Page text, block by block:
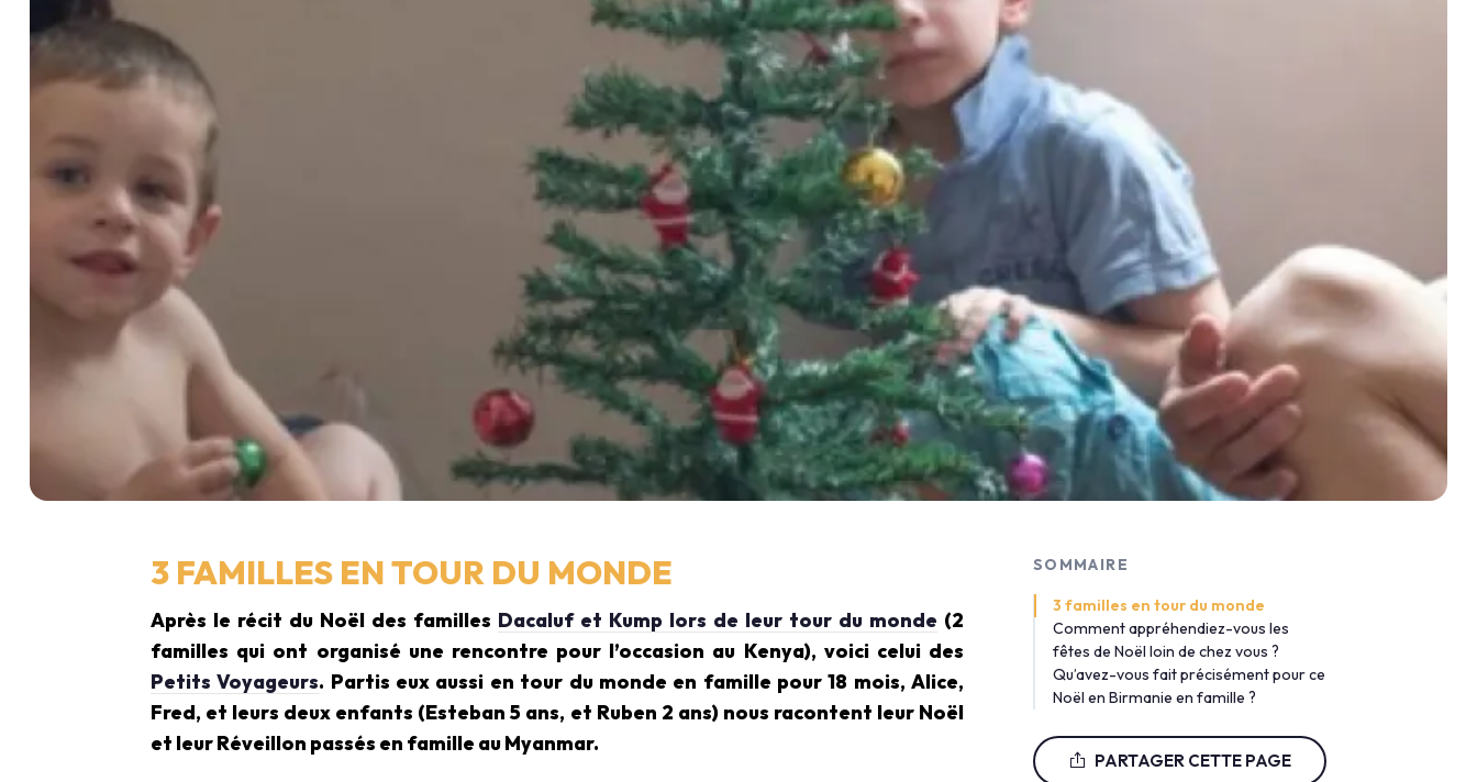
3 FAMILLES EN TOUR DU MONDE
Après le récit du Noël des familles Dacaluf et Kump lors de leur tour du monde (2
familles qui ont organisé une rencontre pour l’occasion au Kenya), voici celui des
Petits Voyageurs. Partis eux aussi en tour du monde en famille pour 18 mois, Alice,
Fred, et leurs deux enfants (Esteban 5 ans, et Ruben 2 ans) nous racontent leur Noël
et leur Réveillon passés en famille au Myanmar.
SOMMAIRE
3 familles en tour du monde
Comment appréhendiez-vous les
fêtes de Noël loin de chez vous ?
Qu’avez-vous fait précisément pour ce
Noël en Birmanie en famille ?
PARTAGER CETTE PAGE